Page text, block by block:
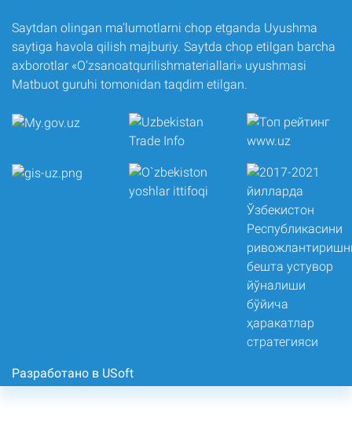
Saytdan olingan ma’lumotlarni chop etganda Uyushma
saytiga havola qilish majburiy. Saytda chop etilgan barcha
axborotlar «O‘zsanoatqurilishmateriallari» uyushmasi
Matbuot guruhi tomonidan taqdim etilgan.
Разработано в USoft